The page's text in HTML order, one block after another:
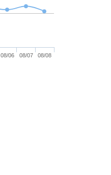
08/06 08/07 08/08